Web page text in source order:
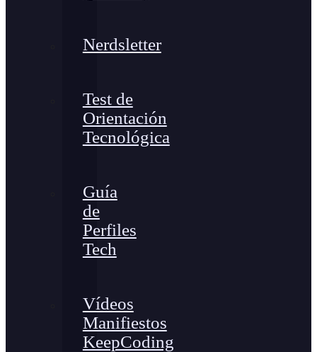
Nerdsletter
Test de
Orientación
Tecnológica
Guía
de
Perfiles
Tech
Vídeos
Manifiestos
KeepCoding